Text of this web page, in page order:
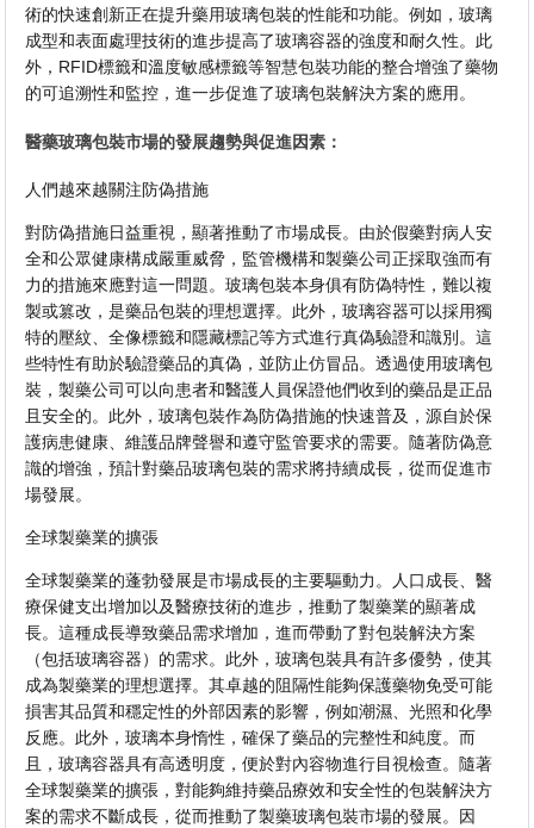
術的快速創新正在提升藥用玻璃包裝的性能和功能。例如，玻璃
成型和表面處理技術的進步提高了玻璃容器的強度和耐久性。此
外，RFID標籤和溫度敏感標籤等智慧包裝功能的整合增強了藥物
的可追溯性和監控，進一步促進了玻璃包裝解決方案的應用。
醫藥玻璃包裝市場的發展趨勢與促進因素：
人們越來越關注防偽措施
對防偽措施日益重視，顯著推動了市場成長。由於假藥對病人安
全和公眾健康構成嚴重威脅，監管機構和製藥公司正採取強而有
力的措施來應對這一問題。玻璃包裝本身俱有防偽特性，難以複
製或篡改，是藥品包裝的理想選擇。此外，玻璃容器可以採用獨
特的壓紋、全像標籤和隱藏標記等方式進行真偽驗證和識別。這
些特性有助於驗證藥品的真偽，並防止仿冒品。透過使用玻璃包
裝，製藥公司可以向患者和醫護人員保證他們收到的藥品是正品
且安全的。此外，玻璃包裝作為防偽措施的快速普及，源自於保
護病患健康、維護品牌聲譽和遵守監管要求的需要。隨著防偽意
識的增強，預計對藥品玻璃包裝的需求將持續成長，從而促進市
場發展。
全球製藥業的擴張
全球製藥業的蓬勃發展是市場成長的主要驅動力。人口成長、醫
療保健支出增加以及醫療技術的進步，推動了製藥業的顯著成
長。這種成長導致藥品需求增加，進而帶動了對包裝解決方案
（包括玻璃容器）的需求。此外，玻璃包裝具有許多優勢，使其
成為製藥業的理想選擇。其卓越的阻隔性能夠保護藥物免受可能
損害其品質和穩定性的外部因素的影響，例如潮濕、光照和化學
反應。此外，玻璃本身惰性，確保了藥品的完整性和純度。而
且，玻璃容器具有高透明度，便於對內容物進行目視檢查。隨著
全球製藥業的擴張，對能夠維持藥品療效和安全性的包裝解決方
案的需求不斷成長，從而推動了製藥玻璃包裝市場的發展。因